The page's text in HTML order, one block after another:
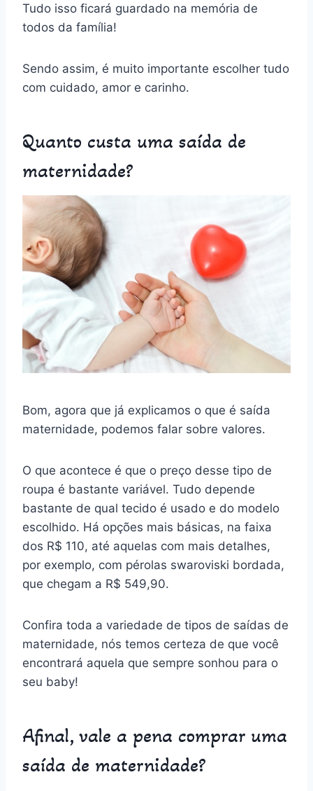
Tudo isso ficará guardado na memória de
todos da família!
Sendo assim, é muito importante escolher tudo
com cuidado, amor e carinho.
Quanto custa uma saída de
maternidade?
Bom, agora que já explicamos o que é saída
maternidade, podemos falar sobre valores.
O que acontece é que o preço desse tipo de
roupa é bastante variável. Tudo depende
bastante de qual tecido é usado e do modelo
escolhido. Há opções mais básicas, na faixa
dos R$ 110, até aquelas com mais detalhes,
por exemplo, com pérolas swaroviski bordada,
que chegam a R$ 549,90.
Confira toda a variedade de tipos de saídas de
maternidade, nós temos certeza de que você
encontrará aquela que sempre sonhou para o
seu baby!
Afinal, vale a pena comprar uma
saída de maternidade?